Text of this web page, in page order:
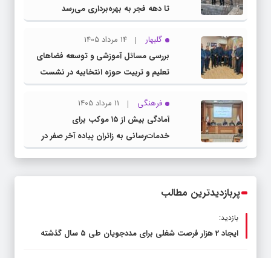
تا دهه فجر به بهره‌برداری می‌رسد
گلبهار
14 مرداد 1405
بررسی مسائل آموزشی و توسعه فضاهای
تعلیم و تربیت حوزه انتخابیه در نشست
مشترک عضو کمیسیون آموزش مجلس با
مدیرکل آموزش و پرورش خراسان رضوی
فرهنگی
11 مرداد 1405
آمادگی بیش از ۱۵ موکب برای
خدمات‌رسانی به زائران پیاده آخر صفر در
شهرستان چناران
پربازدیدترین مطالب
بازدید:
ایجاد 2 هزار فرصت شغلی برای مددجویان طی ۵ سال گذشته